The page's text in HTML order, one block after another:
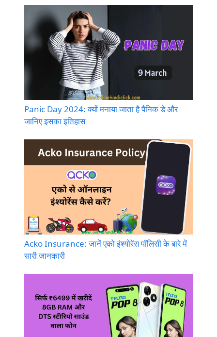
Panic Day 2024: क्यों मनाया जाता है पैनिक डे और
जानिए इसका इतिहास
Acko Insurance: जानें एको इंश्योरेंस पॉलिसी के बारे में
सारी जानकारी